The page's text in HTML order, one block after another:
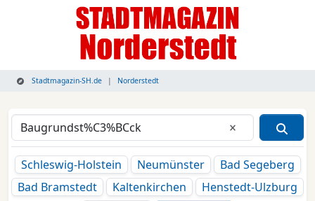
Stadtmagazin-SH.de Norderstedt
Eingabe
Schleswig-Holstein
Neumünster
Bad Segeberg
Bad Bramstedt
Kaltenkirchen
Henstedt-Ulzburg